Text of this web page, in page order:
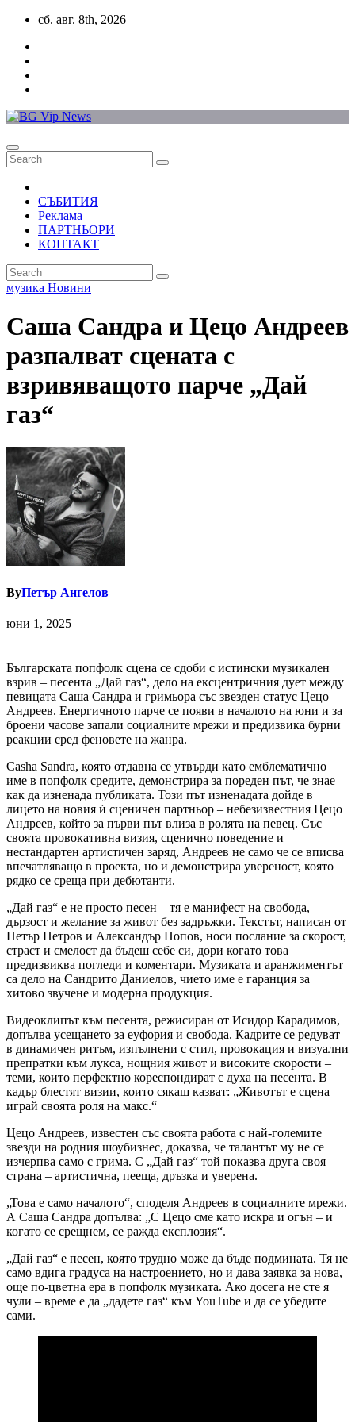
Skip
content
сб. авг. 8th, 2026
СЪБИТИЯ
Реклама
ПАРТНЬОРИ
КОНТАКТ
музика Новини
Саша Сандра и Цецо Андреев
разпалват сцената с
взривяващото парче „Дай
газ“
ByПетър Ангелов
юни 1, 2025
Българската попфолк сцена се сдоби с истински музикален
взрив – песента „Дай газ“, дело на ексцентричния дует между
певицата Саша Сандра и гримьора със звезден статус Цецо
Андреев. Енергичното парче се появи в началото на юни и за
броени часове запали социалните мрежи и предизвика бурни
реакции сред феновете на жанра.
Сasha Sandra, която отдавна се утвърди като емблематично
име в попфолк средите, демонстрира за пореден път, че знае
как да изненада публиката. Този път изненадата дойде в
лицето на новия ѝ сценичен партньор – небезизвестния Цецо
Андреев, който за първи път влиза в ролята на певец. Със
своята провокативна визия, сценично поведение и
нестандартен артистичен заряд, Андреев не само че се вписва
впечатляващо в проекта, но и демонстрира увереност, която
рядко се среща при дебютанти.
„Дай газ“ е не просто песен – тя е манифест на свобода,
дързост и желание за живот без задръжки. Текстът, написан от
Петър Петров и Александър Попов, носи послание за скорост,
страст и смелост да бъдеш себе си, дори когато това
предизвиква погледи и коментари. Музиката и аранжиментът
са дело на Сандрито Даниелов, чието име е гаранция за
хитово звучене и модерна продукция.
Видеоклипът към песента, режисиран от Исидор Карадимов,
допълва усещането за еуфория и свобода. Кадрите се редуват
в динамичен ритъм, изпълнени с стил, провокация и визуални
препратки към лукса, нощния живот и високите скорости –
теми, които перфектно кореспондират с духа на песента. В
кадър блестят визии, които сякаш казват: „Животът е сцена –
играй своята роля на макс.“
Цецо Андреев, известен със своята работа с най-големите
звезди на родния шоубизнес, доказва, че талантът му не се
изчерпва само с грима. С „Дай газ“ той показва друга своя
страна – артистична, пееща, дръзка и уверена.
„Това е само началото“, споделя Андреев в социалните мрежи.
А Саша Сандра допълва: „С Цецо сме като искра и огън – и
когато се срещнем, се ражда експлозия“.
„Дай газ“ е песен, която трудно може да бъде подмината. Тя не
само вдига градуса на настроението, но и дава заявка за нова,
още по-цветна ера в попфолк музиката. Ако досега не сте я
чули – време е да „дадете газ“ към YouTube и да се убедите
сами.